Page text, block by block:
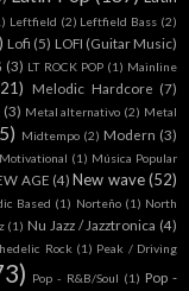
Midtempo (3)
Motivational (1) Música Popular
AGE New wave
Based (1) Norteño
North
(1) Nu Jazz / Jazztronica
Rock Peak / Driving
Pop - R&B/Soul (1) Pop -
pop latino(7)Pop Punk
(377) Pop Rock. (16)
Popular (1) Popular Music
Post-grunge (26) Post-
Power Pop (60)
POWER